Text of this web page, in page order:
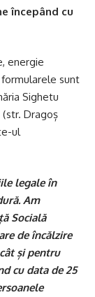
începând cu
energie
sunt
Sighetu
Dragoș
ul
legale în
Am
Socială
de încălzire
și pentru
cu data de 25